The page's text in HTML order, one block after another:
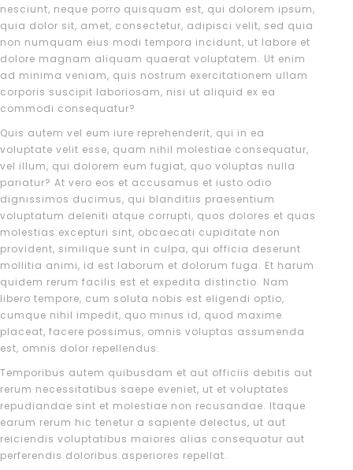
nesciunt, neque porro quisquam est, qui dolorem ipsum,
quia dolor sit, amet, consectetur, adipisci velit, sed quia
non numquam eius modi tempora incidunt, ut labore et
dolore magnam aliquam quaerat voluptatem. Ut enim
ad minima veniam, quis nostrum exercitationem ullam
corporis suscipit laboriosam, nisi ut aliquid ex ea
commodi consequatur?
Quis autem vel eum iure reprehenderit, qui in ea
voluptate velit esse, quam nihil molestiae consequatur,
vel illum, qui dolorem eum fugiat, quo voluptas nulla
pariatur? At vero eos et accusamus et iusto odio
dignissimos ducimus, qui blanditiis praesentium
voluptatum deleniti atque corrupti, quos dolores et quas
molestias excepturi sint, obcaecati cupiditate non
provident, similique sunt in culpa, qui officia deserunt
mollitia animi, id est laborum et dolorum fuga. Et harum
quidem rerum facilis est et expedita distinctio. Nam
libero tempore, cum soluta nobis est eligendi optio,
cumque nihil impedit, quo minus id, quod maxime
placeat, facere possimus, omnis voluptas assumenda
est, omnis dolor repellendus.
Temporibus autem quibusdam et aut officiis debitis aut
rerum necessitatibus saepe eveniet, ut et voluptates
repudiandae sint et molestiae non recusandae. Itaque
earum rerum hic tenetur a sapiente delectus, ut aut
reiciendis voluptatibus maiores alias consequatur aut
perferendis doloribus asperiores repellat.